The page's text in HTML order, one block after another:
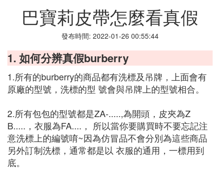
巴寶莉皮帶怎麼看真假
發布時間: 2022-01-26 00:55:44
1. 如何分辨真假burberry
1.所有的burberry的商品都有洗標及吊牌，上面會有
原廠的型號，洗標的型 號會與吊牌上的型號相合。
2.所有包包的型號都是ZA-.....,為開頭，皮夾為Z
B.....，衣服為FA....， 所以當你要購買時不要忘記注
意洗標上的編號唷~因為仿冒品不會分別為這些商品
另外訂制洗標，通常都是以 衣服的通用，一標用到
底。